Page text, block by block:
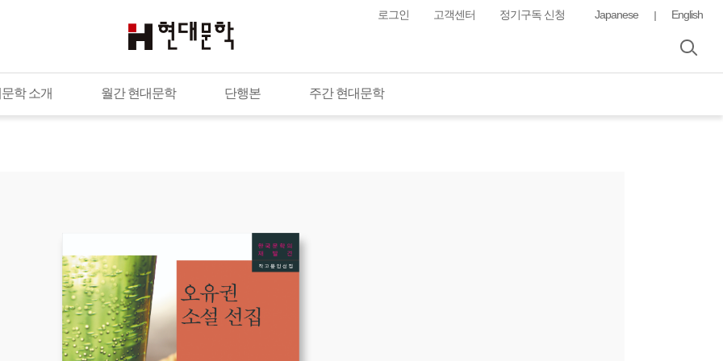
로그인 고객센터 정기구독 신청 Japanese English
학 소개 월간 현대문학 단행본 주간 현대문학